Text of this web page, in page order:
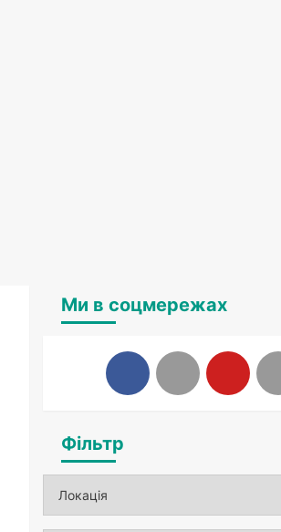
Ми в соцмережах
Фільтр